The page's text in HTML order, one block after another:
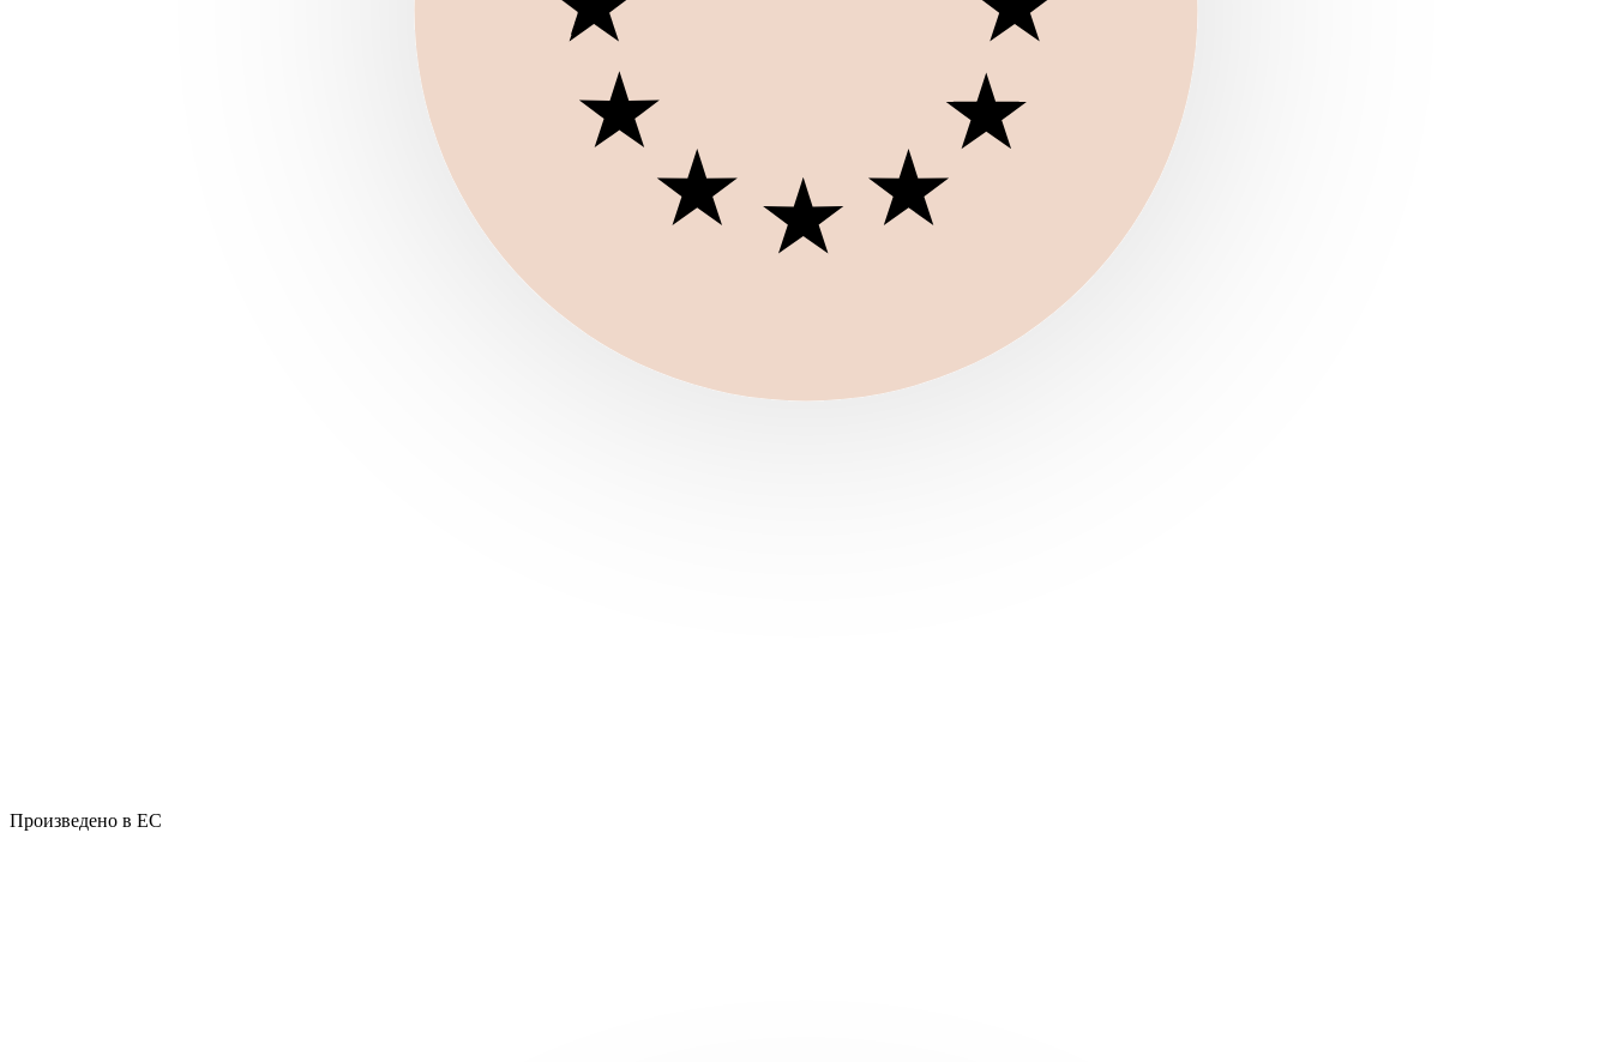
Произведено в ЕС